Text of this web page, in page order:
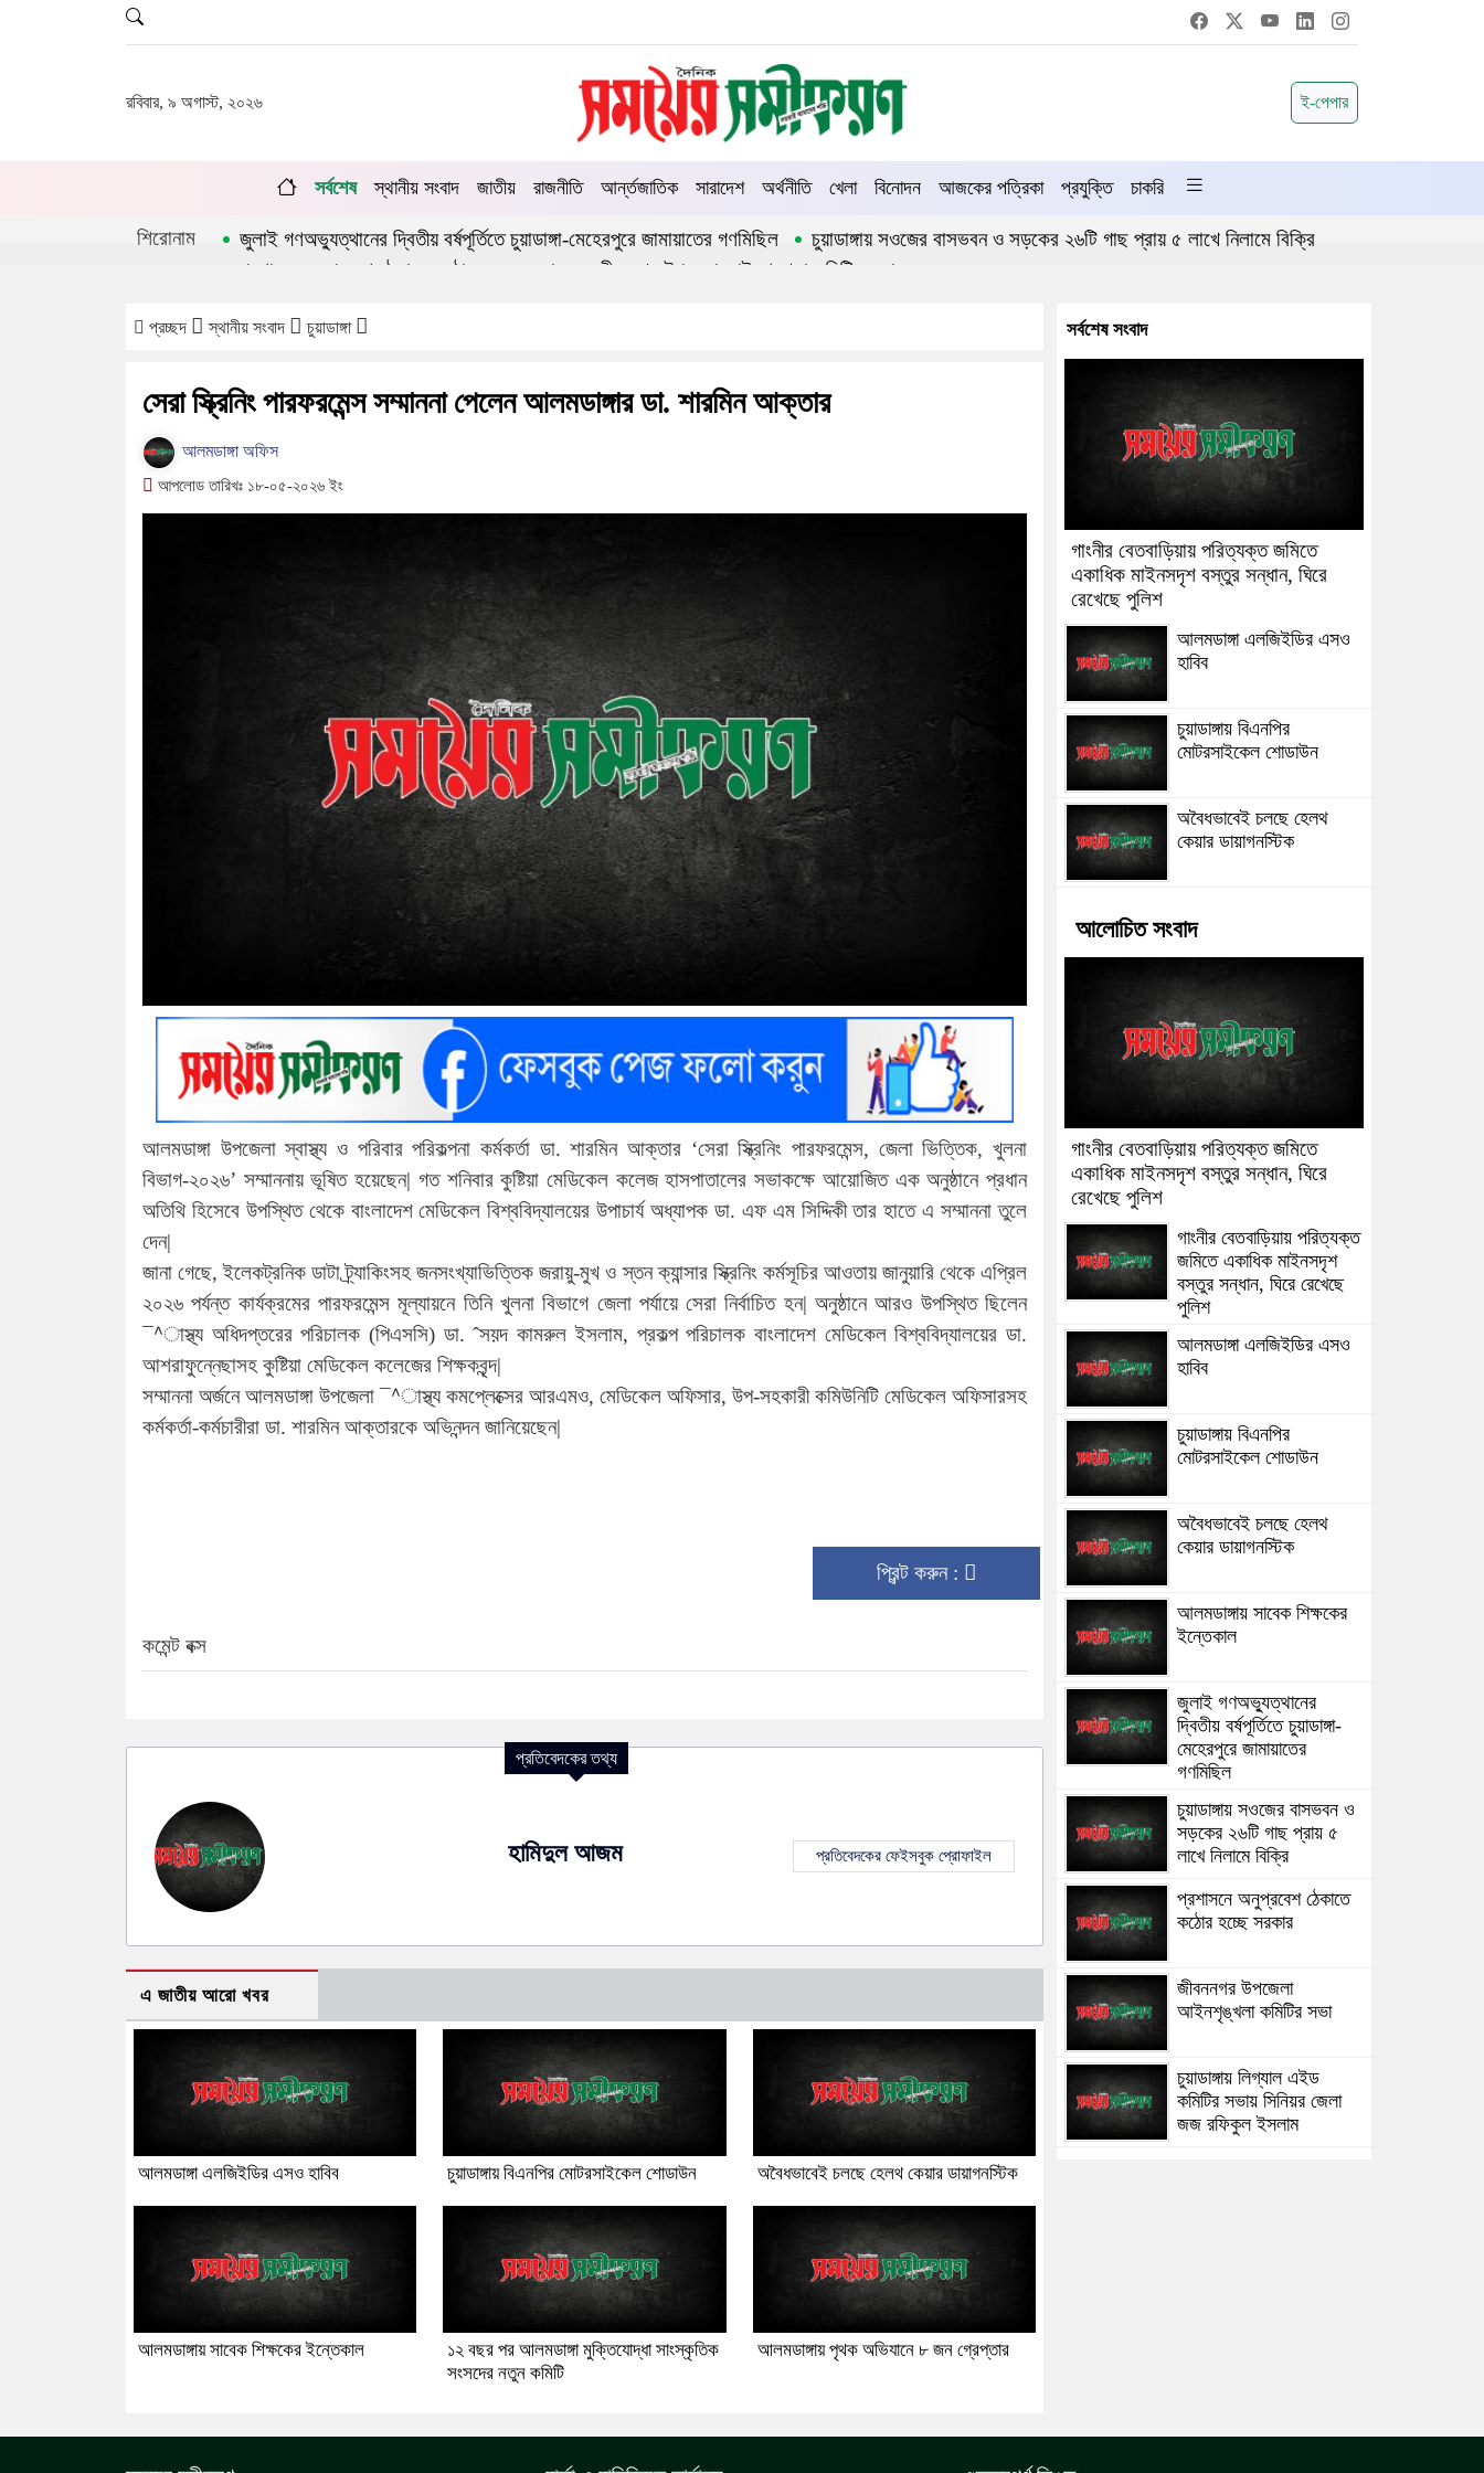
রবিবার, ৯ অগাস্ট, ২০২৬ ই-পেপার
সর্বশেষ স্থানীয় সংবাদ জাতীয় রাজনীতি আর্ন্তজাতিক সারাদেশ অর্থনীতি খেলা বিনোদন আজকের পত্রিকা প্রযুক্তি চাকরি
শিরোনাম জুলাই গণঅভ্যুত্থানের দ্বিতীয় বর্ষপূর্তিতে চুয়াডাঙ্গা-মেহেরপুরে জামায়াতের গণমিছিল
চুয়াডাঙ্গায় সওজের বাসভবন ও সড়কের ২৬টি গাছ প্রায় ৫ লাখে নিলামে বিক্রি
প্রশাসনে অনুপ্রবেশ ঠেকাতে কঠোর হচ্ছে সরকার
জীবননগর উপজেলা আইনশৃঙ্খলা কমিটির সভা
প্রচ্ছদ স্থানীয় সংবাদ চুয়াডাঙ্গা
সেরা স্ক্রিনিং পারফরমেন্স সম্মাননা পেলেন আলমডাঙ্গার ডা. শারমিন আক্তার
আলমডাঙ্গা অফিস
আপলোড তারিখঃ ১৮-০৫-২০২৬ ইং
আলমডাঙ্গা উপজেলা স্বাস্থ্য ও পরিবার পরিকল্পনা কর্মকর্তা ডা. শারমিন আক্তার ‘সেরা স্ক্রিনিং পারফরমেন্স, জেলা ভিত্তিক, খুলনা
বিভাগ-২০২৬’ সম্মাননায় ভূষিত হয়েছেন| গত শনিবার কুষ্টিয়া মেডিকেল কলেজ হাসপাতালের সভাকক্ষে আয়োজিত এক অনুষ্ঠানে প্রধান
অতিথি হিসেবে উপস্থিত থেকে বাংলাদেশ মেডিকেল বিশ্ববিদ্যালয়ের উপাচার্য অধ্যাপক ডা. এফ এম সিদ্দিকী তার হাতে এ সম্মাননা তুলে
দেন|
জানা গেছে, ইলেকট্রনিক ডাটা ট্র্যাকিংসহ জনসংখ্যাভিত্তিক জরায়ু-মুখ ও স্তন ক্যান্সার স্ক্রিনিং কর্মসূচির আওতায় জানুয়ারি থেকে এপ্রিল
২০২৬ পর্যন্ত কার্যক্রমের পারফরমেন্স মূল্যায়নে তিনি খুলনা বিভাগে জেলা পর্যায়ে সেরা নির্বাচিত হন| অনুষ্ঠানে আরও উপস্থিত ছিলেন
¯^াস্থ্য অধিদপ্তরের পরিচালক (পিএসসি) ডা. ˆসয়দ কামরুল ইসলাম, প্রকল্প পরিচালক বাংলাদেশ মেডিকেল বিশ্ববিদ্যালয়ের ডা.
আশরাফুন্নেছাসহ কুষ্টিয়া মেডিকেল কলেজের শিক্ষকবৃন্দ|
সম্মাননা অর্জনে আলমডাঙ্গা উপজেলা ¯^াস্থ্য কমপ্লেক্সের আরএমও, মেডিকেল অফিসার, উপ-সহকারী কমিউনিটি মেডিকেল অফিসারসহ
কর্মকর্তা-কর্মচারীরা ডা. শারমিন আক্তারকে অভিনন্দন জানিয়েছেন|
প্রিন্ট করুন :
কমেন্ট বক্স
প্রতিবেদকের তথ্য
হামিদুল আজম প্রতিবেদকের ফেইসবুক প্রোফাইল
এ জাতীয় আরো খবর
আলমডাঙ্গা এলজিইডির এসও হাবিব চুয়াডাঙ্গায় বিএনপির মোটরসাইকেল শোডাউন অবৈধভাবেই চলছে হেলথ কেয়ার ডায়াগনস্টিক
আলমডাঙ্গায় সাবেক শিক্ষকের ইন্তেকাল
১২ বছর পর আলমডাঙ্গা মুক্তিযোদ্ধা সাংস্কৃতিক
সংসদের নতুন কমিটি
আলমডাঙ্গায় পৃথক অভিযানে ৮ জন গ্রেপ্তার
সর্বশেষ সংবাদ
গাংনীর বেতবাড়িয়ায় পরিত্যক্ত জমিতে
একাধিক মাইনসদৃশ বস্তুর সন্ধান, ঘিরে
রেখেছে পুলিশ
আলমডাঙ্গা এলজিইডির এসও
হাবিব
চুয়াডাঙ্গায় বিএনপির
মোটরসাইকেল শোডাউন
অবৈধভাবেই চলছে হেলথ
কেয়ার ডায়াগনস্টিক
আলোচিত সংবাদ
গাংনীর বেতবাড়িয়ায় পরিত্যক্ত জমিতে
একাধিক মাইনসদৃশ বস্তুর সন্ধান, ঘিরে
রেখেছে পুলিশ
গাংনীর বেতবাড়িয়ায় পরিত্যক্ত
জমিতে একাধিক মাইনসদৃশ
বস্তুর সন্ধান, ঘিরে রেখেছে
পুলিশ
আলমডাঙ্গা এলজিইডির এসও
হাবিব
চুয়াডাঙ্গায় বিএনপির
মোটরসাইকেল শোডাউন
অবৈধভাবেই চলছে হেলথ
কেয়ার ডায়াগনস্টিক
আলমডাঙ্গায় সাবেক শিক্ষকের
ইন্তেকাল
জুলাই গণঅভ্যুত্থানের
দ্বিতীয় বর্ষপূর্তিতে চুয়াডাঙ্গা-
মেহেরপুরে জামায়াতের
গণমিছিল
চুয়াডাঙ্গায় সওজের বাসভবন ও
সড়কের ২৬টি গাছ প্রায় ৫
লাখে নিলামে বিক্রি
প্রশাসনে অনুপ্রবেশ ঠেকাতে
কঠোর হচ্ছে সরকার
জীবননগর উপজেলা
আইনশৃঙ্খলা কমিটির সভা
চুয়াডাঙ্গায় লিগ্যাল এইড
কমিটির সভায় সিনিয়র জেলা
জজ রফিকুল ইসলাম